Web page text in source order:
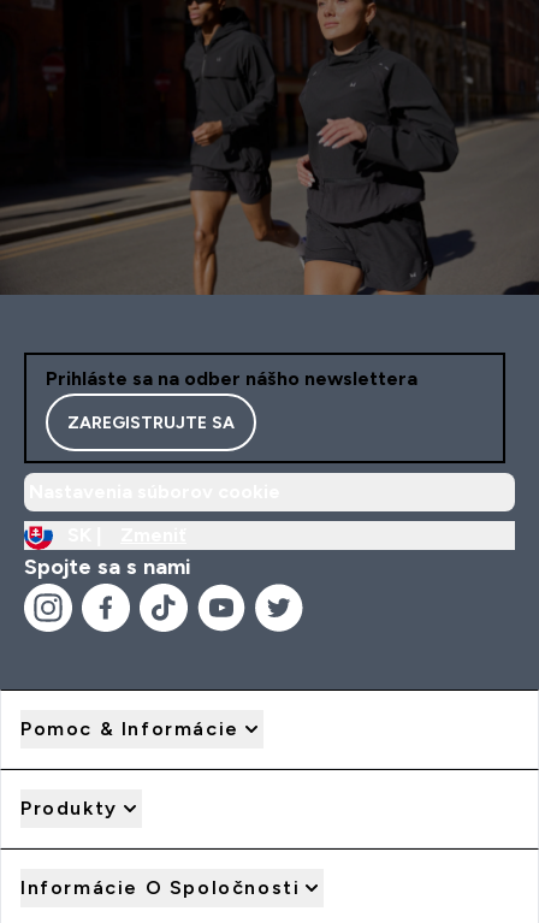
Prihláste sa na odber nášho newslettera
ZAREGISTRUJTE SA
Spojte sa s nami
Pomoc & Informácie
Produkty
Informácie O Spoločnosti